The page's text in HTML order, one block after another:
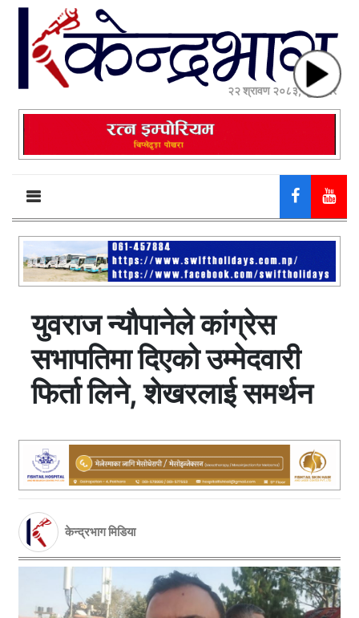
२२ श्रावण २०८३, शुक्रबार
युवराज न्यौपानेले कांग्रेस
सभापतिमा दिएको उम्मेदवारी
फिर्ता लिने, शेखरलाई समर्थन
केन्द्रभाग मिडिया